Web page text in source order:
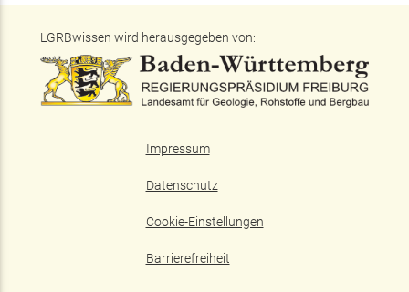
LGRBwissen wird herausgegeben von:
Impressum
Datenschutz
Cookie-Einstellungen
Barrierefreiheit